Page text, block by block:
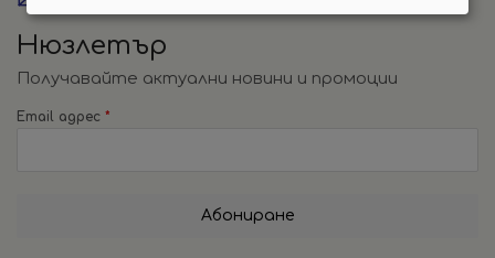
Нюзлетър
Получавайте актуални новини и промоции
Email адрес *
Абониране